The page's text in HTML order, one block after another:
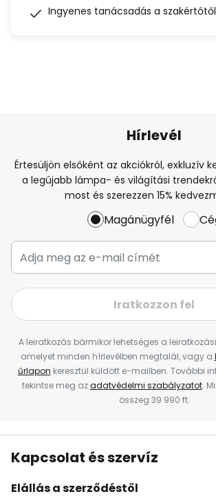
Ingyenes tanácsadás a szakértőtől
Hírlevél
Értesüljön elsőként az akciókról, exkluzív
a legújabb lámpa- és világítási
most és szerezzen 15%
Magánügyfél
Iratkozzon fel
A leiratkozás bármikor lehetséges a
amelyet minden hírlevélben megtalál, vagy a
űrlapon keresztül küldött e-mailben. További
tekintse meg azadatvédelmi szabályzatot.
összeg 39 990 ft.
Kapcsolat és szervíz
Elállás a szerződéstől